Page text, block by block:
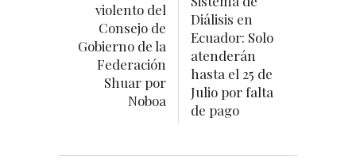
violento del
Consejo de
Gobierno de la
Federación
Shuar por
Noboa
Diálisis en
Ecuador: Solo
atenderán
hasta el 25 de
Julio por falta
de pago